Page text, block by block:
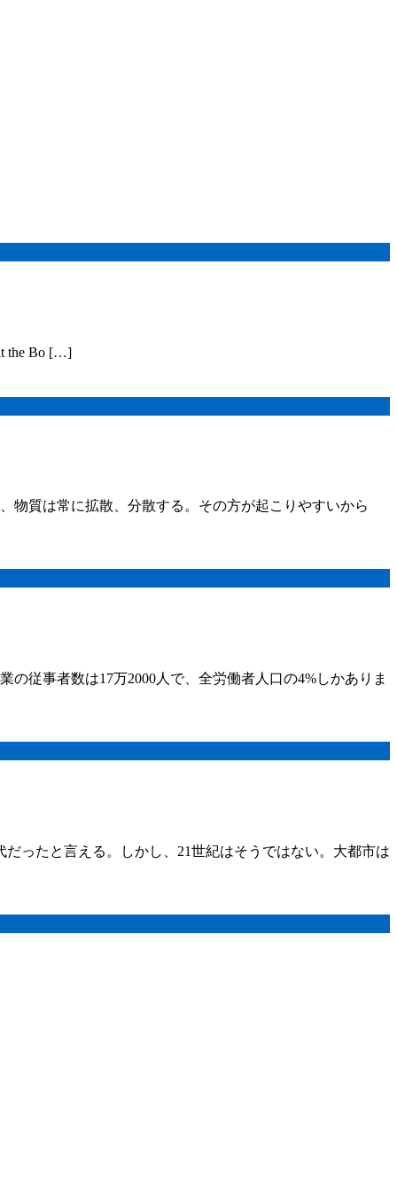
the Bo […]
物質は常に拡散、分散する。その方が起こりやすいから
従事者数は17万2000人で、全労働者人口の4%しかありま
ったと言える。しかし、21世紀はそうではない。大都市は